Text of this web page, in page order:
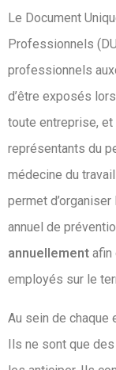
Le Document
Professionnels
professionnels
d’être exposés
toute entreprise,
représentants du
médecine du
permet d’organiser
annuel de
annuellement afin
employés sur le
Au sein de chaque
Ils ne sont que